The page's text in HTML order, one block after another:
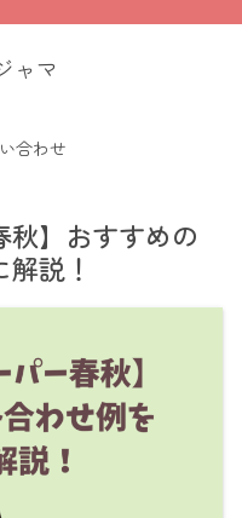
ャマ
合わせ
秋】おすすめの
説！